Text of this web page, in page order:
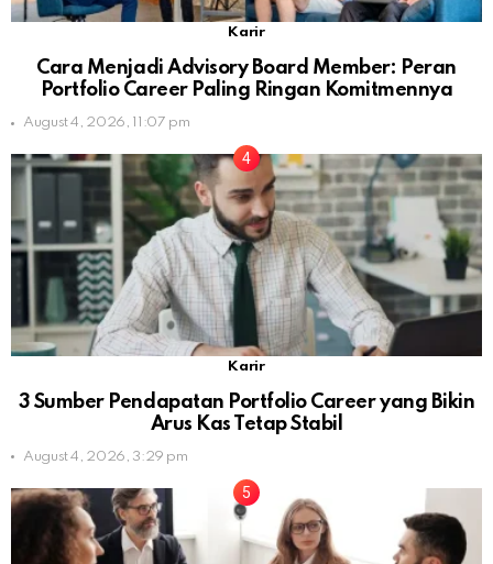
Karir
Cara Menjadi Advisory Board Member: Peran
Portfolio Career Paling Ringan Komitmennya
August 4, 2026, 11:07 pm
Karir
3 Sumber Pendapatan Portfolio Career yang Bikin
Arus Kas Tetap Stabil
August 4, 2026, 3:29 pm